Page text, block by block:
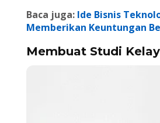
Baca juga: Ide Bisnis
Memberikan Keuntungan
Membuat Studi